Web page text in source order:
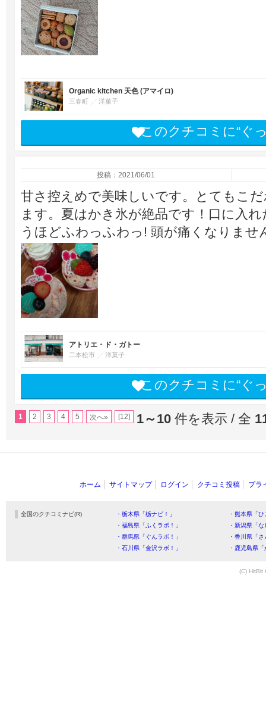
Organic kitchen 天色 (アマイロ)
三春町 洋菓子
このクチコミに“ぐ
投稿：2021/06/01
甘さ控えめで美味しいです。とてもこ
ます。夏はかき氷が絶品です！口に入
うほどふわっふわっ! 頭が痛くなりませ
アトリエ・ド・ガトー
二本松市 洋菓子
このクチコミに“ぐ
1 2 3 4 5 次へ» [12] 1～10 件を表示 / 全
ホーム サイトマップ ログイン クチコミ投稿 プラ
全国のクチコミナビ(R) ・栃木県「栃ナビ！」
・熊本県「
・福島県「ふくラボ！」
・新潟県「
・群馬県「ぐんラボ！」
・香川県「
・石川県「金沢ラボ！」
・鹿児島県
(C) HitBit